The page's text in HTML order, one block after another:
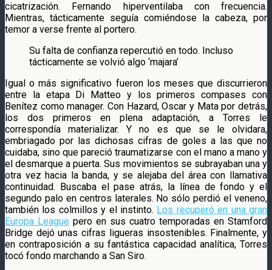
cicatrización. Fernando hiperventilaba con frecuencia.
Mientras, tácticamente seguía comiéndose la cabeza, por
temor a verse frente al portero.
Su falta de confianza repercutió en todo. Incluso
tácticamente se volvió algo ‘majara’
Igual o más significativo fueron los meses que discurrieron
entre la etapa Di Matteo y los primeros compases con
Benítez como manager. Con Hazard, Oscar y Mata por detrás,
los dos primeros en plena adaptación, a Torres le
correspondía materializar. Y no es que se le olvidara,
embriagado por las dichosas cifras de goles a las que no
cuidaba, sino que pareció traumatizarse con el mano a mano y
el desmarque a puerta. Sus movimientos se subrayaban una y
otra vez hacia la banda, y se alejaba del área con llamativa
continuidad. Buscaba el pase atrás, la línea de fondo y el
segundo palo en centros laterales. No sólo perdió el veneno,
también los colmillos y el instinto. Los recuperó en una gran
Europa League pero en sus cuatro temporadas en Stamford
Bridge dejó unas cifras ligueras insostenibles. Finalmente, y
en contraposición a su fantástica capacidad analítica, Torres
tocó fondo marchando a San Siro.